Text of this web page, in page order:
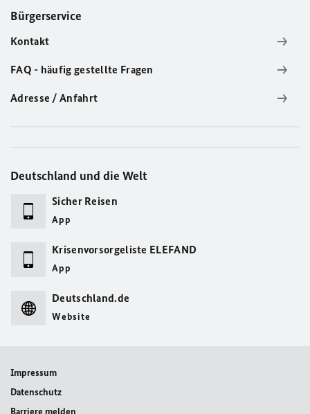
Bürgerservice
Kontakt
FAQ - häufig gestellte Fragen
Adresse / Anfahrt
Deutschland und die Welt
Sicher Reisen
App
Krisenvorsorgeliste ELEFAND
App
Deutschland.de
Website
Impressum
Datenschutz
Barriere melden